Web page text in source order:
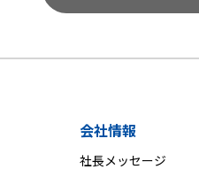
会社情報
社長メッセージ